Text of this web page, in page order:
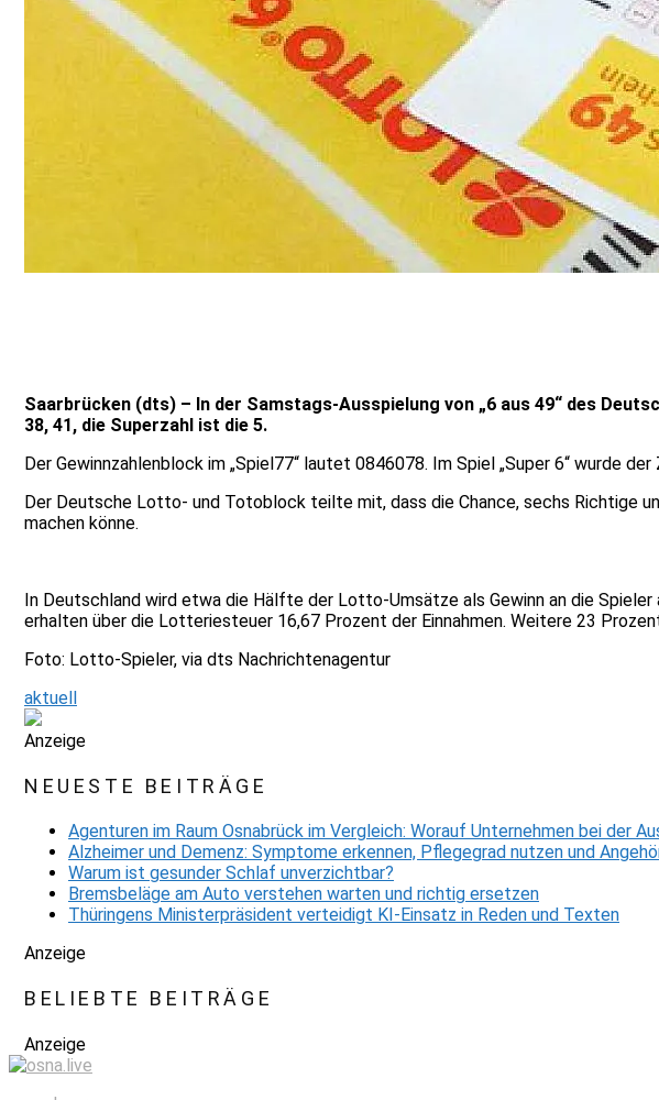
Saarbrücken (dts) – In der Samstags-Ausspielung von „6 aus 49“ des
38, 41, die Superzahl ist die 5.
Der Gewinnzahlenblock im „Spiel77“ lautet 0846078. Im Spiel „Super 6“ wurde
Der Deutsche Lotto- und Totoblock teilte mit, dass die Chance, sechs Richtige
machen könne.
In Deutschland wird etwa die Hälfte der Lotto-Umsätze als Gewinn an die
erhalten über die Lotteriesteuer 16,67 Prozent der Einnahmen. Weitere 23
Foto: Lotto-Spieler, via dts Nachrichtenagentur
aktuell
Anzeige
NEUESTE BEITRÄGE
Agenturen im Raum Osnabrück im Vergleich: Worauf Unternehmen bei der
Alzheimer und Demenz: Symptome erkennen, Pflegegrad nutzen und
Warum ist gesunder Schlaf unverzichtbar?
Bremsbeläge am Auto verstehen warten und richtig ersetzen
Thüringens Ministerpräsident verteidigt KI-Einsatz in Reden und Texten
Anzeige
BELIEBTE BEITRÄGE
Anzeige